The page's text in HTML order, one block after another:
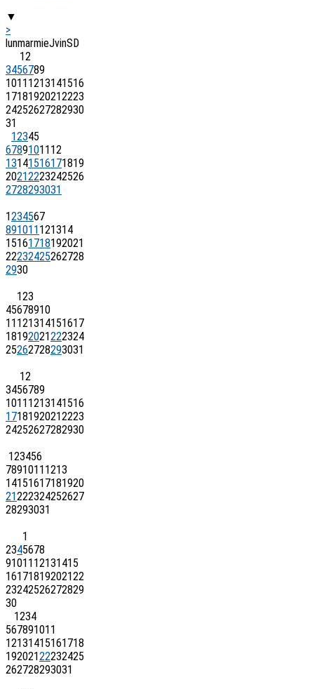
▼
>
lunmarmieJvinS D
12
3456789
1011 1213141516
17181920212223
24252627282930
31
12345
67891011 12
13141516171819
20212223242526
2728293031
1234567
891011 121314
15161718192021
22232425262728
2930
123
45678910
11 121314151617
18192021222324
25262728293031
12
3456789
1011 1213141516
17181920212223
24252627282930
123456
7891011 1213
14151617181920
21222324252627
28293031
1
2345678
91011 12131415
16171819202122
23242526272829
30
1234
567891011
12131415161718
19202122232425
262728293031